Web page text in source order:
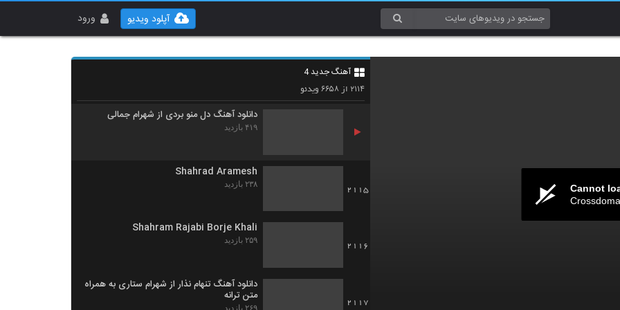
ورود آپلود ویدیو
Cannot
آهنگ جدید 4
۲۱۱۴ از ۶۶۵۸ویدئو
2113
دانلود آهنگ ماه شب من از شهرام جعفری
دانلود آهنگ دل منو بردی از شهرام جمالی
۴۱۹ بازدید
2115
Shahrad Aramesh
۲۳۸ بازدید
2116
Shahram Rajabi Borje Khali
۲۵۹ بازدید
2117
دانلود آهنگ تنهام نذار از شهرام ستاری به همراه
متن ترانه
۲۶۹ بازدید